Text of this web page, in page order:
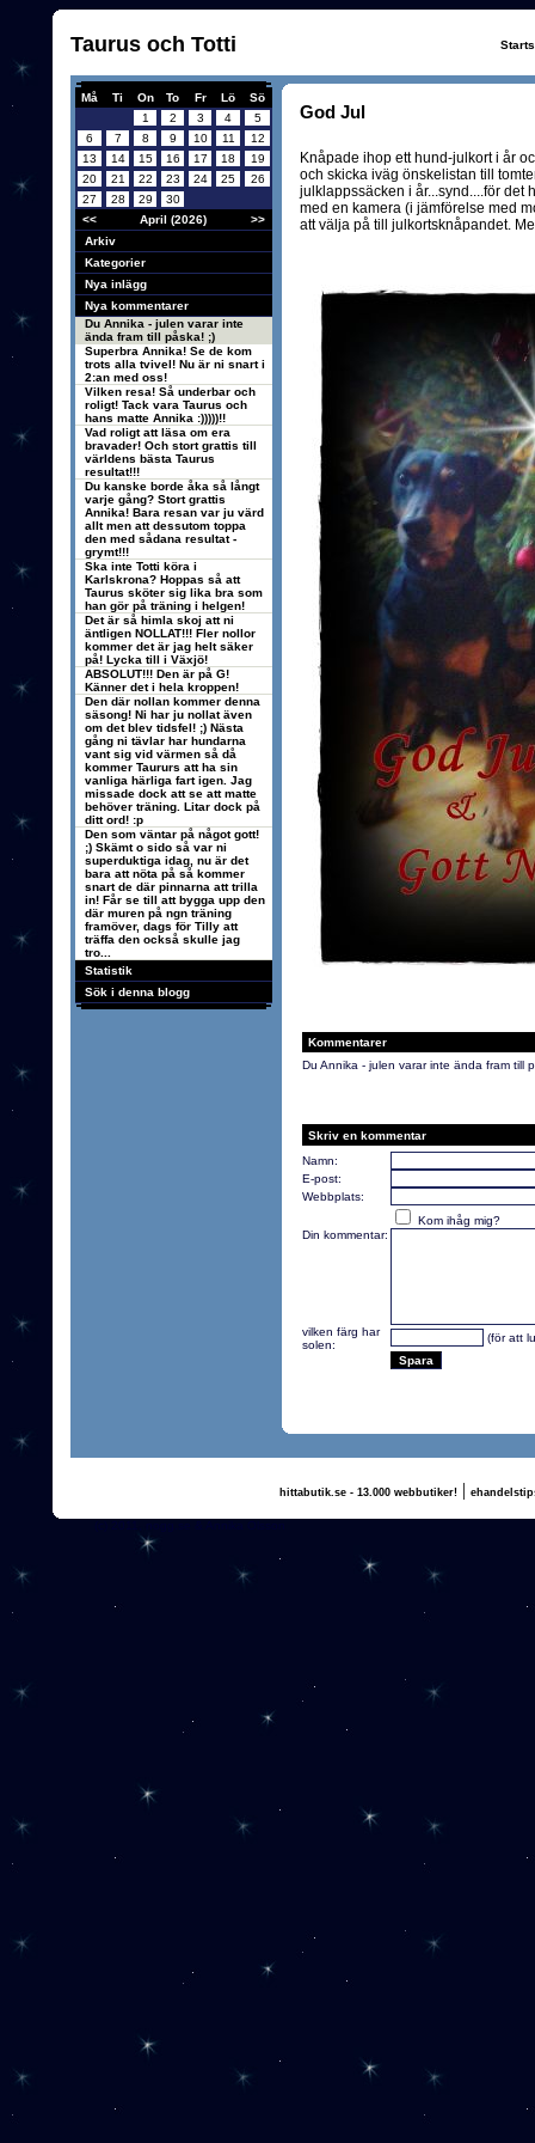
Taurus och Totti
Må Ti On To Fr Lö
Sö
1
2 3 4
5
6
7 8 9 10 11
12
13
14 15 16 17 18
19
20
21 22 23 24 25
26
27
28 29
30
<<
April (2026)
>>
Arkiv
Kategorier
Nya inlägg
Nya kommentarer
Du Annika - julen varar inte
ända fram till påska! ;)
Superbra Annika! Se de kom
trots alla tvivel! Nu är ni snart i
2:an med oss!
Vilken resa! Så underbar och
roligt! Tack vara Taurus och
hans matte Annika :)))))!!
Vad roligt att läsa om era
bravader! Och stort grattis till
världens bästa Taurus
resultat!!!
Du kanske borde åka så långt
varje gång? Stort grattis
Annika! Bara resan var ju värd
allt men att dessutom toppa
den med sådana resultat -
grymt!!!
Ska inte Totti köra i
Karlskrona? Hoppas så att
Taurus sköter sig lika bra som
han gör på träning i helgen!
Det är så himla skoj att ni
äntligen NOLLAT!!! Fler nollor
kommer det är jag helt säker
på! Lycka till i Växjö!
ABSOLUT!!! Den är på G!
Känner det i hela kroppen!
Den där nollan kommer denna
säsong! Ni har ju nollat även
om det blev tidsfel! ;) Nästa
gång ni tävlar har hundarna
vant sig vid värmen så då
kommer Taururs att ha sin
vanliga härliga fart igen. Jag
missade dock att se att matte
behöver träning. Litar dock på
ditt ord! :p
Den som väntar på något gott!
;) Skämt o sido så var ni
superduktiga idag, nu är det
bara att nöta på så kommer
snart de där pinnarna att trilla
in! Får se till att bygga upp den
där muren på ngn träning
framöver, dags för Tilly att
träffa den också skulle jag
tro...
Statistik
Sök i denna blogg
God Jul
Knåpade ihop ett hund-julkort i år
och skicka iväg önskelistan till
julklappssäcken i år...synd....för det
med en kamera (i jämförelse med
att välja på till julkortsknåpandet.
Kommentarer
Du Annika - julen varar inte ända fram till
Skriv en kommentar
Namn:
E-post:
Webbplats:
Kom ihåg mig?
Din kommentar:
vilken färg har
solen:
(för att
hittabutik.se - 13.000 webbutiker!|